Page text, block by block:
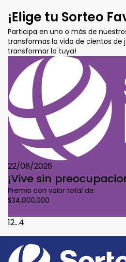
¡Elige tu Sorteo
Participa en uno o más de
transformas la vida de cientos de
transformar la tuya!
22/08/2026
¡Vive sin
Premio con valor total de:
$34,000,000
12...4
Footer